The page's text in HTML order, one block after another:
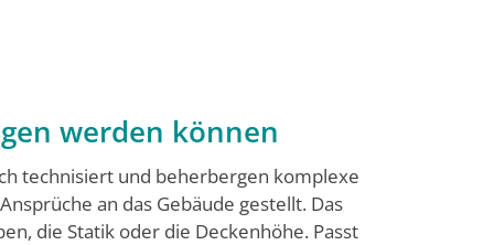
werden können
technisiert und beherbergen komplexe
an das Gebäude gestellt. Das
die Statik oder die Deckenhöhe. Passt